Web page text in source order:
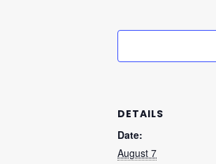
DETAILS
Date:
August 7